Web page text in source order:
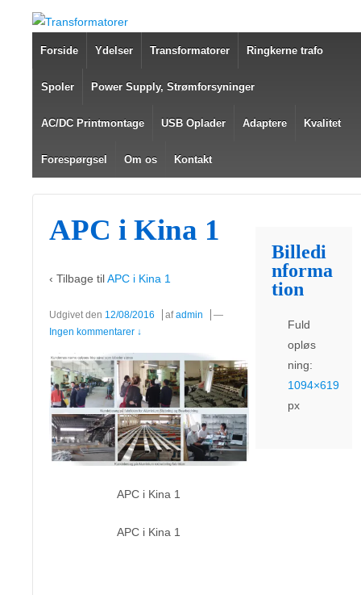
Forside Ydelser Transformatorer Ringkerne trafo
Spoler Power Supply, Strømforsyninger
AC/DC Printmontage USB Oplader Adaptere Kvalitet
Forespørgsel Om os Kontakt
APC i Kina 1
‹ Tilbage tilAPC i Kina 1
Udgivet den 12/08/2016 afadmin
—
Ingen kommentarer ↓
APC i Kina 1
APC i Kina 1
Billedi
nforma
tion
Fuld
opløs
ning:
1094×619
px